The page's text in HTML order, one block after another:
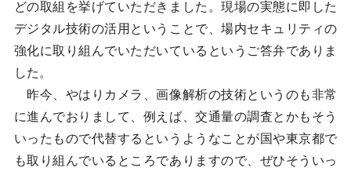
どの取組を挙げていただきました。現場の実態に即した
デジタル技術の活用ということで、場内セキュリティの
強化に取り組んでいただいているというご答弁でありま
した。
昨今、やはりカメラ、画像解析の技術というのも非常
に進んでおりまして、例えば、交通量の調査とかもそう
いったもので代替するというようなことが国や東京都で
も取り組んでいるところでありますので、ぜひそういっ